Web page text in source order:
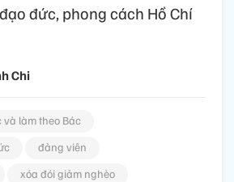
đức, phong cách Hồ Chí
Chi
và làm theo Bác
đảng viên
xóa đói giảm nghèo